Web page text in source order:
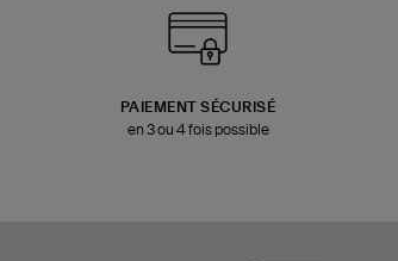
PAIEMENT SÉCURISÉ
en 3 ou 4 fois possible